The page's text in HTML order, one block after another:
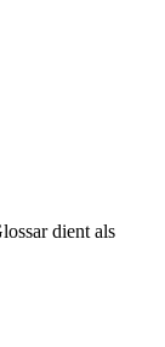
dient als